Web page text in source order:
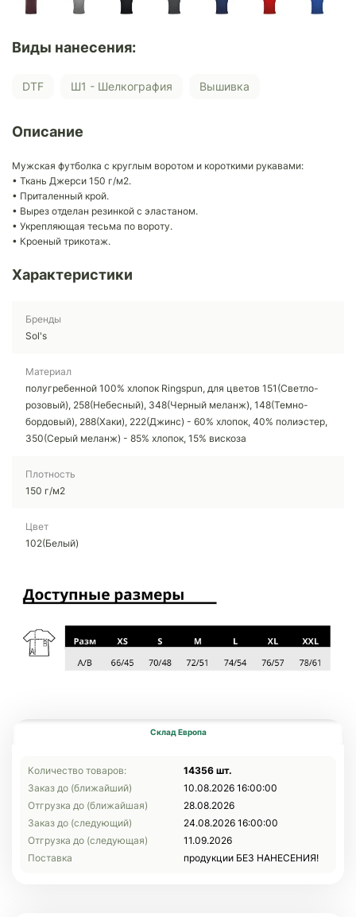
Виды нанесения:
DTF Ш1 - Шелкография Вышивка
Описание
Мужская футболка с круглым воротом и короткими рукавами:
• Ткань Джерси 150 г/м2.
• Приталенный крой.
• Вырез отделан резинкой с эластаном.
• Укрепляющая тесьма по вороту.
• Кроеный трикотаж.
Характеристики
Бренды
Sol's
Материал
полугребенной 100% хлопок Ringspun, для цветов 151(Светло-
розовый), 258(Небесный), 348(Черный меланж), 148(Темно-
бордовый), 288(Хаки), 222(Джинс) - 60% хлопок, 40% полиэстер,
350(Серый меланж) - 85% хлопок, 15% вискоза
Плотность
150 г/м2
Цвет
102(Белый)
Склад Европа
Количество товаров:
14356 шт.
Заказ до (ближайший)
10.08.2026 16:00:00
Отгрузка до (ближайшая)
28.08.2026
Заказ до (следующий)
24.08.2026 16:00:00
Отгрузка до (следующая)
11.09.2026
Поставка
продукции БЕЗ НАНЕСЕНИЯ!